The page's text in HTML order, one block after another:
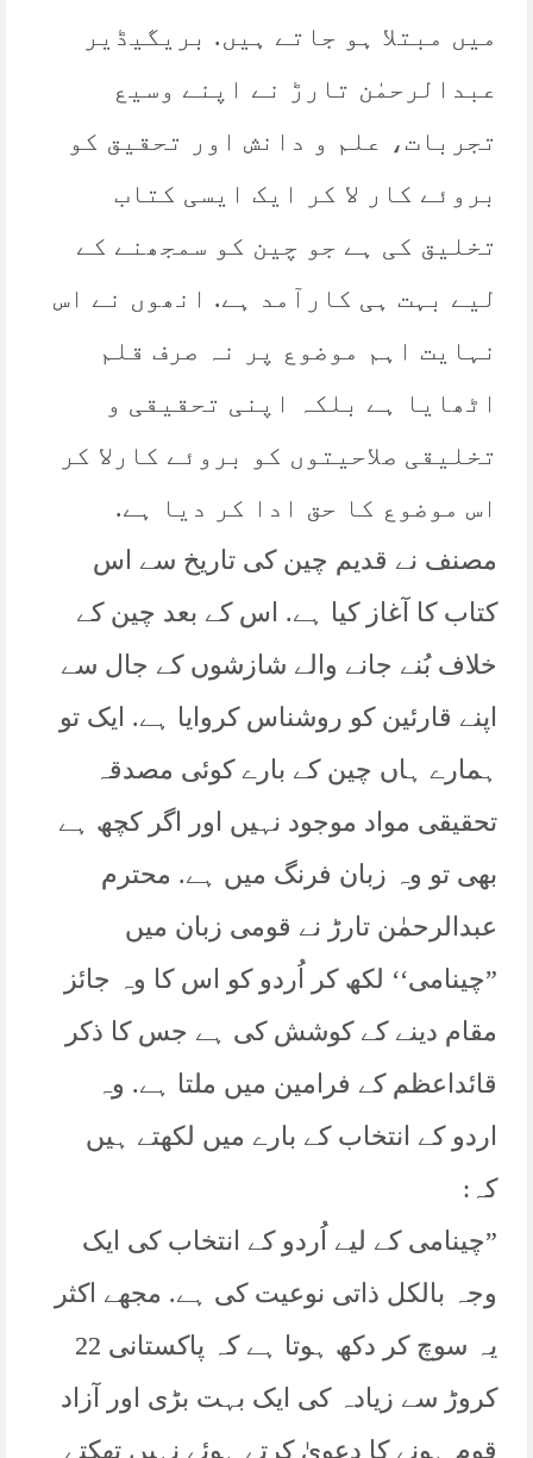
میں مبتلا ہو جاتے ہیں. بریگیڈیر
عبدالرحمٰن تارڑ نے اپنے وسیع
تجربات، علم و دانش اور تحقیق کو
بروئے کار لا کر ایک ایسی کتاب
تخلیق کی ہے جو چین کو سمجھنے کے
لیے بہت ہی کارآمد ہے. انھوں نے اس
نہایت اہم موضوع پر نہ صرف قلم
اٹھایا ہے بلکہ اپنی تحقیقی و
تخلیقی صلاحیتوں کو بروئے کارلا کر
اس موضوع کا حق ادا کر دیا ہے.
مصنف نے قدیم چین کی تاریخ سے اس
کتاب کا آغاز کیا ہے. اس کے بعد چین کے
خلاف بُنے جانے والے شازشوں کے جال سے
اپنے قارئین کو روشناس کروایا ہے. ایک تو
ہمارے ہاں چین کے بارے کوئی مصدقہ
تحقیقی مواد موجود نہیں اور اگر کچھ ہے
بھی تو وہ زبان فرنگ میں ہے. محترم
عبدالرحمٰن تارڑ نے قومی زبان میں
”چینامی‘‘ لکھ کر اُردو کو اس کا وہ جائز
مقام دینے کے کوشش کی ہے جس کا ذکر
قائداعظم کے فرامین میں ملتا ہے. وہ
اردو کے انتخاب کے بارے میں لکھتے ہیں
کہ:
”چینامی کے لیے اُردو کے انتخاب کی ایک
وجہ بالکل ذاتی نوعیت کی ہے. مجھے اکثر
یہ سوچ کر دکھ ہوتا ہے کہ پاکستانی 22
کروڑ سے زیادہ کی ایک بہت بڑی اور آزاد
قوم ہونے کا دعویٰ کرتے ہوئے نہیں تھکتے